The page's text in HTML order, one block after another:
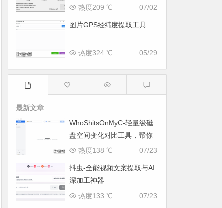
面
07/02
热度209 ℃
图片GPS经纬度提取工具
05/29
热度324 ℃
最新文章
WhoShitsOnMyC-轻量级磁
盘空间变化对比工具，帮你
找出“吃掉”空间的罪魁祸首
07/23
热度138 ℃
抖虫-全能视频文案提取与AI
深加工神器
07/23
热度133 ℃